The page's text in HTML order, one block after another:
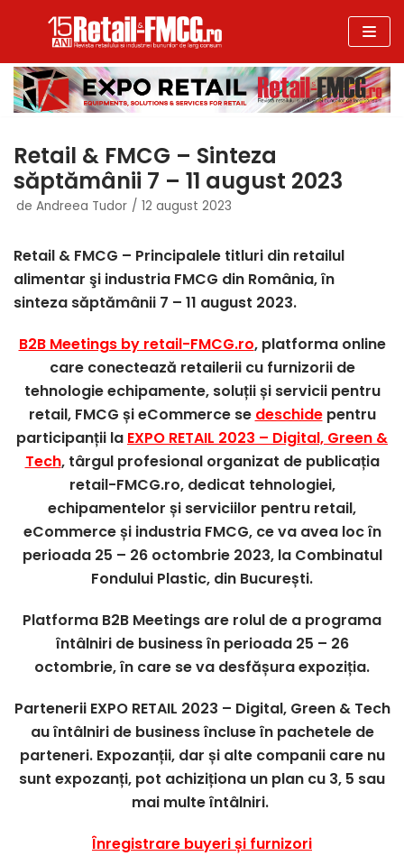
la
conținut
Retail & FMCG – Sinteza
săptămânii 7 – 11 august 2023
de Andreea Tudor 12 august 2023
Retail & FMCG – Principalele titluri din retailul
alimentar şi industria FMCG din România, în
sinteza săptămânii 7 – 11 august 2023.
B2B Meetings by retail-FMCG.ro, platforma online
care conectează retailerii cu furnizorii de
tehnologie echipamente, soluții și servicii pentru
retail, FMCG și eCommerce se deschidepentru
participanții la EXPO RETAIL 2023 – Digital, Green &
Tech, târgul profesional organizat de publicația
retail-FMCG.ro, dedicat tehnologiei,
echipamentelor și serviciilor pentru retail,
eCommerce și industria FMCG, ce va avea loc în
perioada 25 – 26 octombrie 2023, la Combinatul
Fondului Plastic, din București.
Platforma B2B Meetings are rolul de a programa
întâlniri de business în perioada 25 – 26
octombrie, în care se va desfășura expoziția.
Partenerii EXPO RETAIL 2023 – Digital, Green & Tech
au întâlniri de business încluse în pachetele de
parteneri. Expozanții, dar și alte companii care nu
sunt expozanți, pot achiziționa un plan cu 3, 5 sau
mai multe întâlniri.
Înregistrare buyeri și furnizori